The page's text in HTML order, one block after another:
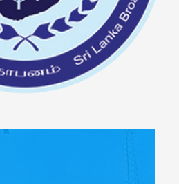
Notice